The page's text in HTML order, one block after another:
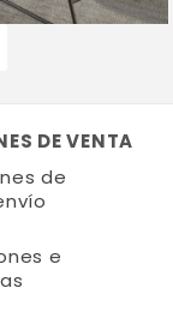
DE VENTA
de
e